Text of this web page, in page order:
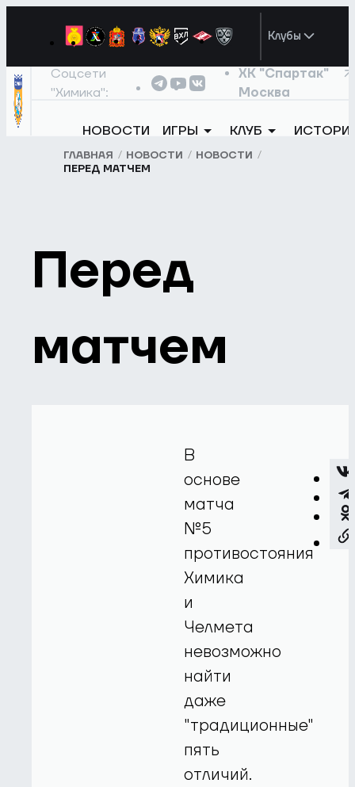
Клубы
Соцсети
"Химика":
ХК "Спартак"
Москва
НОВОСТИ ИГРЫ КЛУБ
ГЛАВНАЯ НОВОСТИ
НОВОСТИ
ПЕРЕД МАТЧЕМ
Перед
матчем
В
основе
матча
№5
противостояния
Химика
и
Челмета
невозможно
найти
даже
"традиционные"
пять
отличий.